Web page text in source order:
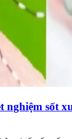
nghiệm sốt